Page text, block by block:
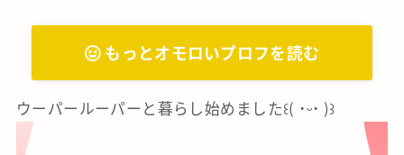
もっとオモロいプロフを読む
ウーパールーパーと暮らし始めました꒰( ˙ᵕ‎˙ )꒱